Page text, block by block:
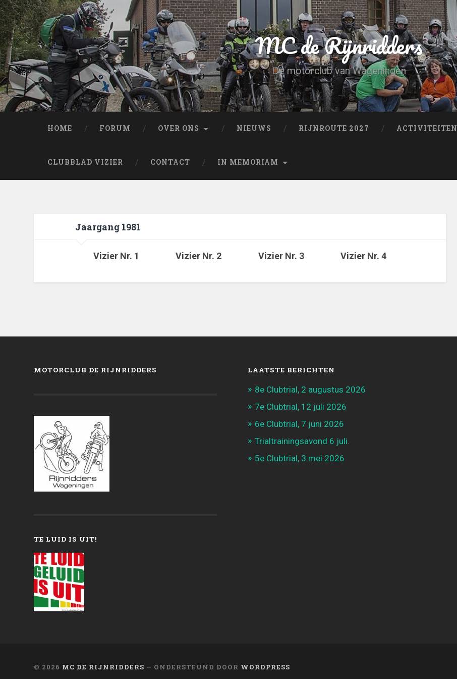
MC de Rijnridders
De motorclub van Wageningen
HOME FORUM OVER ONS NIEUWS RIJNROUTE 2027 ACTIVITEITEN
CLUBBLAD VIZIER CONTACT IN MEMORIAM
Jaargang 1981
Vizier Nr. 1 Vizier Nr. 2 Vizier Nr. 3 Vizier Nr. 4
MOTORCLUB DE RIJNRIDDERS
TE LUID IS UIT!
LAATSTE BERICHTEN
8e Clubtrial, 2 augustus 2026
7e Clubtrial, 12 juli 2026
6e Clubtrial, 7 juni 2026
Trialtrainingsavond 6 juli.
5e Clubtrial, 3 mei 2026
© 2026 MC DE RIJNRIDDERS — ONDERSTEUND DOOR WORDPRESS